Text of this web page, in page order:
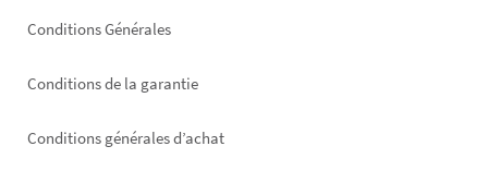
Conditions Générales
Conditions de la garantie
Conditions générales d’achat